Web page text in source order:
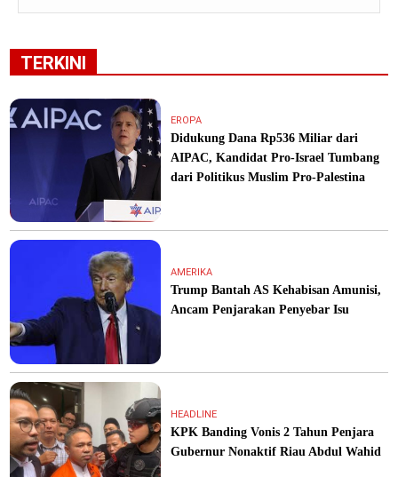
TERKINI
EROPA
Didukung Dana Rp536 Miliar dari
AIPAC, Kandidat Pro-Israel Tumbang
dari Politikus Muslim Pro-Palestina
AMERIKA
Trump Bantah AS Kehabisan Amunisi,
Ancam Penjarakan Penyebar Isu
HEADLINE
KPK Banding Vonis 2 Tahun Penjara
Gubernur Nonaktif Riau Abdul Wahid